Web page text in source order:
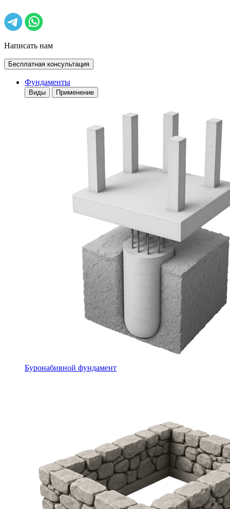
Написать нам
Бесплатная консультация
Фундаменты
Виды Применение
Буронабивной фундамент